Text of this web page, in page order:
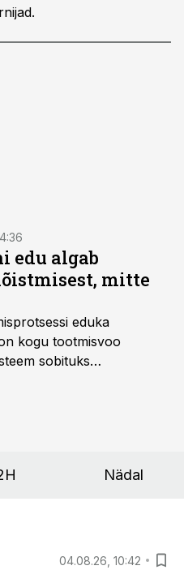
edu algab
mitte
eduka
kogu tootmisvoo
sobituks
Nädal
04.08.26, 10:42